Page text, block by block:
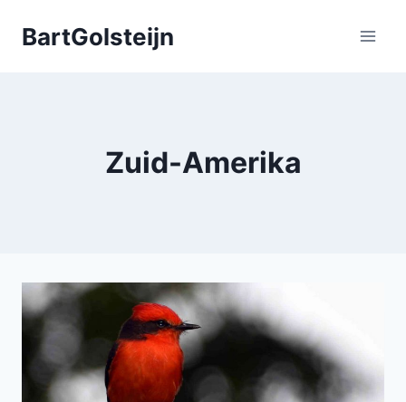
naarBartGolsteijn
Zuid-Amerika